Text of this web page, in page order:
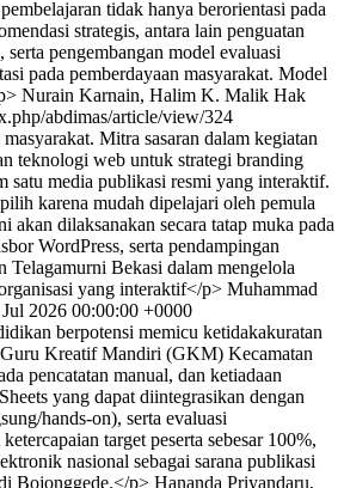
tidak hanya berorientasi pada
strategis, antara lain penguatan
pengembangan model evaluasi
pada pemberdayaan masyarakat. Model
Nurain Karnain, Halim K. Malik Hak
abdimas/article/view/324
Mitra sasaran dalam kegiatan
teknologi web untuk strategi branding
satu media publikasi resmi yang interaktif.
karena mudah dipelajari oleh pemula
dilaksanakan secara tatap muka pada
WordPress, serta pendampingan
Telagamurni Bekasi dalam mengelola
yang interaktif</p> Muhammad
2026 00:00:00 +0000
berpotensi memicu ketidakakuratan
Guru Kreatif Mandiri (GKM) Kecamatan
pencatatan manual, dan ketiadaan
yang dapat diintegrasikan dengan
hands-on), serta evaluasi
target peserta sebesar 100%,
nasional sebagai sarana publikasi
Bojonggede.</p> Hananda Priyandaru,